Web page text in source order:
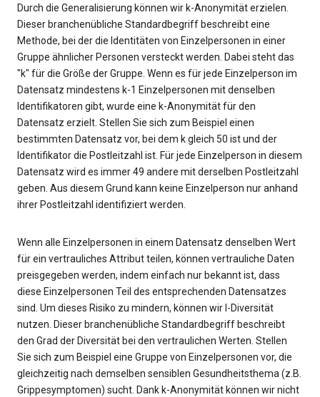
Durch die Generalisierung können wir k-Anonymität erzielen.
Dieser branchenübliche Standardbegriff beschreibt eine
Methode, bei der die Identitäten von Einzelpersonen in einer
Gruppe ähnlicher Personen versteckt werden. Dabei steht das
"k" für die Größe der Gruppe. Wenn es für jede Einzelperson im
Datensatz mindestens k-1 Einzelpersonen mit denselben
Identifikatoren gibt, wurde eine k-Anonymität für den
Datensatz erzielt. Stellen Sie sich zum Beispiel einen
bestimmten Datensatz vor, bei dem k gleich 50 ist und der
Identifikator die Postleitzahl ist. Für jede Einzelperson in diesem
Datensatz wird es immer 49 andere mit derselben Postleitzahl
geben. Aus diesem Grund kann keine Einzelperson nur anhand
ihrer Postleitzahl identifiziert werden.
Wenn alle Einzelpersonen in einem Datensatz denselben Wert
für ein vertrauliches Attribut teilen, können vertrauliche Daten
preisgegeben werden, indem einfach nur bekannt ist, dass
diese Einzelpersonen Teil des entsprechenden Datensatzes
sind. Um dieses Risiko zu mindern, können wir l-Diversität
nutzen. Dieser branchenübliche Standardbegriff beschreibt
den Grad der Diversität bei den vertraulichen Werten. Stellen
Sie sich zum Beispiel eine Gruppe von Einzelpersonen vor, die
gleichzeitig nach demselben sensiblen Gesundheitsthema (z.B.
Grippesymptomen) sucht. Dank k-Anonymität können wir nicht